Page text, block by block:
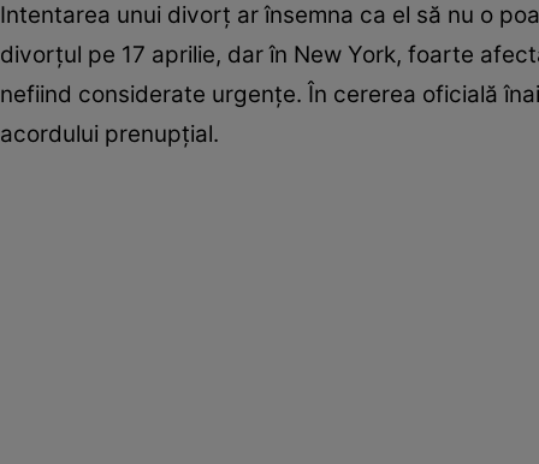
Intentarea unui divorţ ar însemna ca el să nu o
divorţul pe 17 aprilie, dar în New York, foarte
nefiind considerate urgenţe. În cererea oficială
acordului prenupţial.